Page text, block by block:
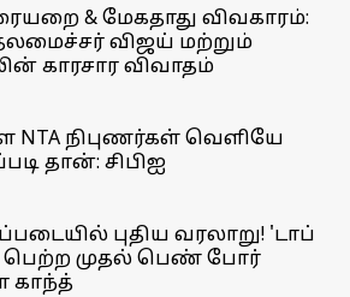
& மேகதாது விவகாரம்:
விஜய் மற்றும்
காரசார விவாதம்
NTA நிபுணர்கள் வெளியே
தான்: சிபிஐ
புதிய வரலாறு! 'டாப்
பெற்ற முதல் பெண் போர்
காந்த்